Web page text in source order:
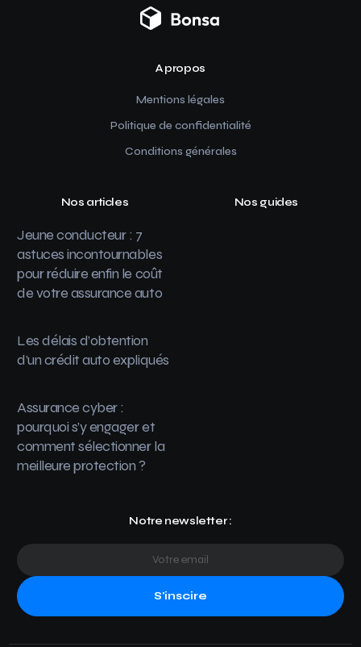
A propos
Mentions légales
Politique de confidentialité
Conditions générales
Nos articles
Jeune conducteur : 7
astuces incontournables
pour réduire enfin le coût
de votre assurance auto
Les délais d’obtention
d’un crédit auto expliqués
Assurance cyber :
pourquoi s’y engager et
comment sélectionner la
meilleure protection ?
Nos guides
Notre newsletter :
S'inscire